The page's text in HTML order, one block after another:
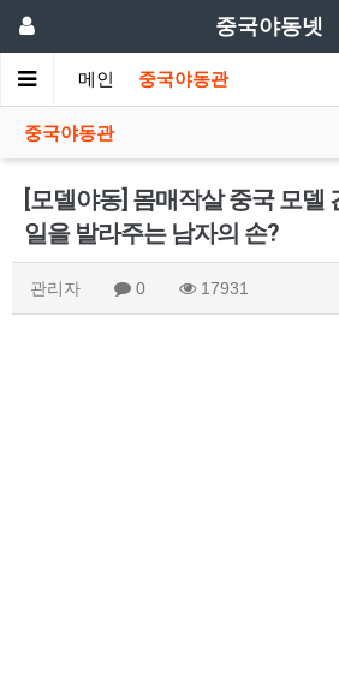
중국야동넷
메인 중국야동관
중국야동관
[모델야동] 몸매작살 중국 모델
일을 발라주는 남자의 손?
관리자 0 17931